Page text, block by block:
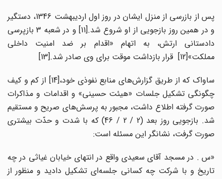
پس از بازرسی از منزل ایشان در روز اول اردیبهشت 1346، دستگیر
و در همین روز بازجویی از او شروع شد.[11] و در شعبه 3 بازپرسی
دادستانی ارتش، به اتهام «اقدام بر ضد امنیت داخلی
مملکت»[12] قرار بازداشت موقت برای وی صادر شد.[13]
ساواک که از طریق گزارش‌های منابع نفوذی خود،[14] از کم و کیف
چگونگی تشکیل جلسات «هیئت حسینی» و اقدامات و مذاکرات
صورت گرفته اطلاع داشت، مجبور به پرسش‌های صریح و مستقیم
شد. بازجویی روز بعد (2 / 2 / 46) که با شدت و حدّت بیشتری
صورت گرفت، نشانگر این مسئله است:
«س . در مسجد آقای سعیدی واقع در انتهای خیابان غیاثی در چه
تاریخ و با شرکت چه کسانی جلسه‌ای تشکیل دادید و منظور از